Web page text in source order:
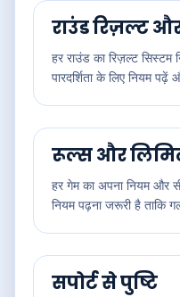
राउंड रिज़ल्ट और
हर राउंड का रिज़ल्ट सिस्टम
पारदर्शिता के लिए नियम
रूल्स और
हर गेम का अपना नियम और
नियम पढ़ना जरूरी है ताकि
सपोर्ट से पुष्टि